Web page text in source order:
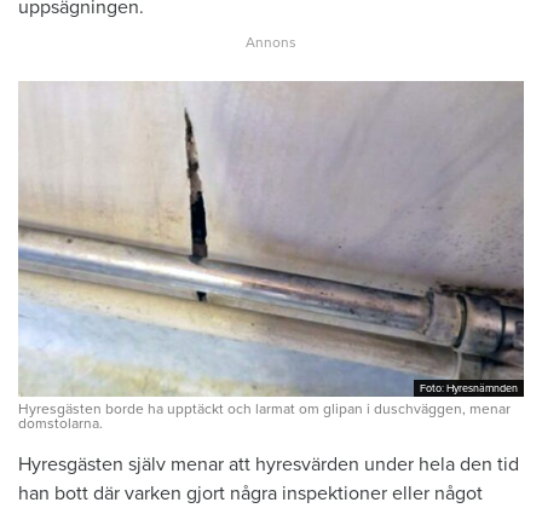
uppsägningen.
Foto: Hyresnämnden
Foto: Hyresnämnden
Hyresgästen borde ha upptäckt och larmat om glipan i duschväggen, menar
domstolarna.
Hyresgästen själv menar att hyresvärden under hela den tid
han bott där varken gjort några inspektioner eller något